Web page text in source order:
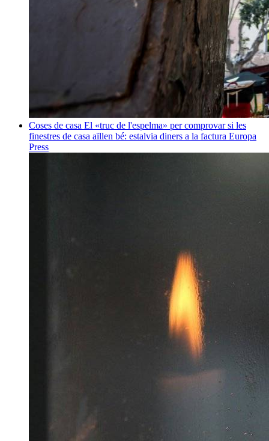
Coses de casa El «truc de l'espelma» per comprovar si les
finestres de casa aïllen bé: estalvia diners a la factura Europa
Press